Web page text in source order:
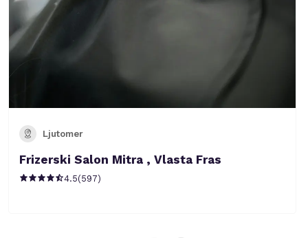
Ljutomer
Frizerski Salon Mitra , Vlasta Fras
4.5(597)